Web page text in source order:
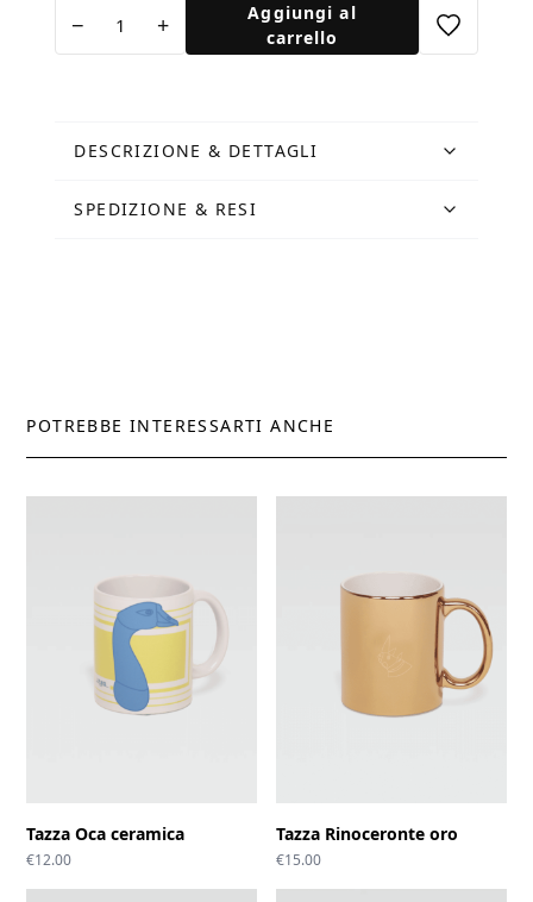
Leonessa
− +
Aggiungi al
carrello
DESCRIZIONE & DETTAGLI
SPEDIZIONE & RESI
POTREBBE INTERESSARTI ANCHE
Tazza Oca ceramica
€12.00
Tazza Rinoceronte oro
€15.00